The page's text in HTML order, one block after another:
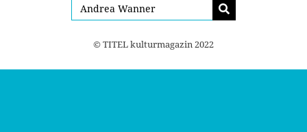
© TITEL kulturmagazin 2022